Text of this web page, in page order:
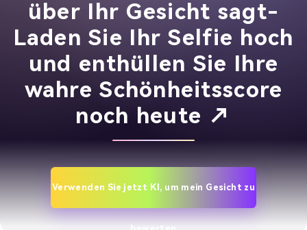
über Ihr Gesicht sagt-
Laden Sie Ihr Selfie hoch
und enthüllen Sie Ihre
wahre Schönheitsscore
noch heute ↗
Verwenden Sie jetzt KI, um mein Gesicht zu